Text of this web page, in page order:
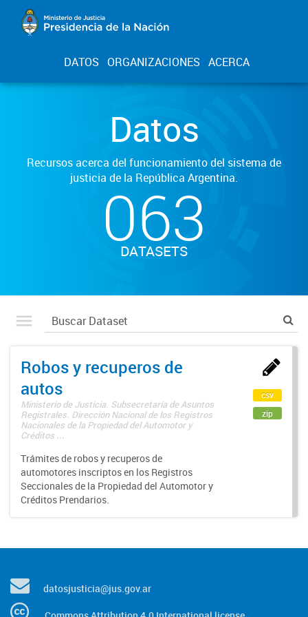
DATOS ORGANIZACIONES ACERCA
Datos
Recursos acerca del funcionamiento del sistema de
justicia de la República Argentina.
063
DATASETS
Robos y recuperos de
autos
Ministerio de Justicia. Subsecretaría de Asuntos
Registrales. Dirección Nacional de los Registros
Nacionales de la Propiedad del Automotor y
Créditos ...
Trámites de robos y recuperos de
automotores inscriptos en los Registros
Seccionales de la Propiedad del Automotor y
Créditos Prendarios.
csv
zip
datosjusticia@jus.gov.ar